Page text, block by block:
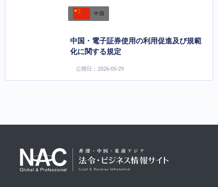
中国
中国・電子証券使用の利用促進及び規範
化に関する規定
公開日：2026-05-29